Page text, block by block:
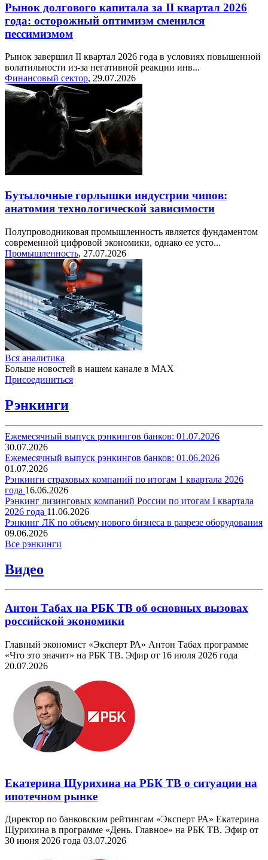
Рынок долгового капитала за II квартал 2026
года: осторожный оптимизм сменился
пессимизмом
Рынок завершил II квартал 2026 года в условиях повышенной
волатильности из-за негативной реакции инв...
Финансовый сектор, 29.07.2026
Бутылочные горлышки индустрии чипов:
анатомия технологической зависимости
Полупроводниковая промышленность является фундаментом
современной цифровой экономики, однако ее усто...
Промышленность, 27.07.2026
Вся аналитика
Больше новостей в нашем канале в MAX
Присоединиться
Рэнкинги
Ежемесячный выпуск рэнкингов банков: 01.07.2026
30.07.2026
Ежемесячный выпуск рэнкингов банков: 01.06.2026
01.07.2026
Рэнкинги страховых компаний по итогам 1 квартала 2026
года 16.06.2026
Рэнкинг лизинговых компаний России по итогам I квартала
2026 года 11.06.2026
Рэнкинг ЛК по объему нового бизнеса в разрезе оборудования
09.06.2026
Все рэнкинги
Видео
Антон Табах на РБК ТВ об основных вызовах
российской экономики
Главный экономист «Эксперт РА» Антон Табах программе
«Что это значит» на РБК ТВ. Эфир от 16 июля 2026 года
20.07.2026
Екатерина Щурихина на РБК ТВ о ситуации на
ипотечном рынке
Директор по банковским рейтингам «Эксперт РА» Екатерина
Щурихина в программе «День. Главное» на РБК ТВ. Эфир от
30 июня 2026 года 03.07.2026